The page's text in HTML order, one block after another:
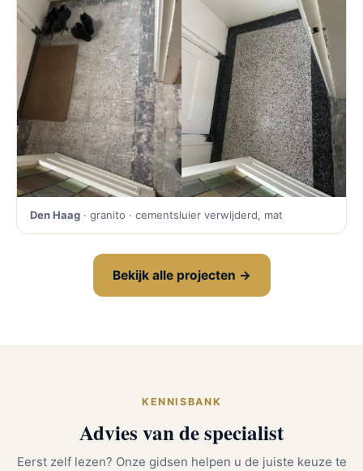
Den Haag · granito · cementsluier verwijderd, mat
Bekijk alle projecten →
KENNISBANK
Advies van de specialist
Eerst zelf lezen? Onze gidsen helpen u de juiste keuze te